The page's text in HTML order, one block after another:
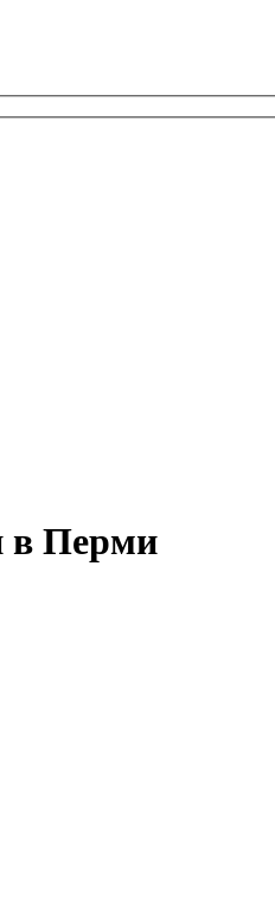
в Перми